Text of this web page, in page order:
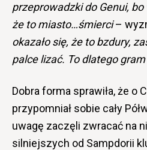
przeprowadzki do Genui,
że to miasto…śmierci–
okazało się, że to bzdury,
palce lizać. To dlatego
Dobra forma sprawiła, że o
przypomniał sobie cały
uwagę zaczęli zwracać na
silniejszych od Sampdorii